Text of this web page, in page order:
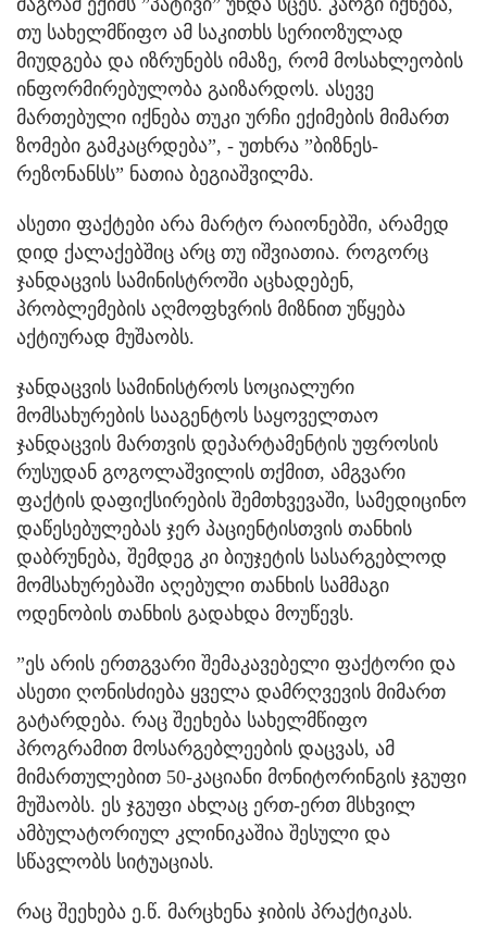
მაგრამ ექიმს ”პატივი” უნდა სცეს. კარგი იქნება,
თუ სახელმწიფო ამ საკითხს სერიოზულად
მიუდგება და იზრუნებს იმაზე, რომ მოსახლეობის
ინფორმირებულობა გაიზარდოს. ასევე
მართებული იქნება თუკი ურჩი ექიმების მიმართ
ზომები გამკაცრდება”, - უთხრა ”ბიზნეს-
რეზონანსს” ნათია ბეგიაშვილმა.
ასეთი ფაქტები არა მარტო რაიონებში, არამედ
დიდ ქალაქებშიც არც თუ იშვიათია. როგორც
ჯანდაცვის სამინისტროში აცხადებენ,
პრობლემების აღმოფხვრის მიზნით უწყება
აქტიურად მუშაობს.
ჯანდაცვის სამინისტროს სოციალური
მომსახურების სააგენტოს საყოველთაო
ჯანდაცვის მართვის დეპარტამენტის უფროსის
რუსუდან გოგოლაშვილის თქმით, ამგვარი
ფაქტის დაფიქსირების შემთხვევაში, სამედიცინო
დაწესებულებას ჯერ პაციენტისთვის თანხის
დაბრუნება, შემდეგ კი ბიუჯეტის სასარგებლოდ
მომსახურებაში აღებული თანხის სამმაგი
ოდენობის თანხის გადახდა მოუწევს.
”ეს არის ერთგვარი შემაკავებელი ფაქტორი და
ასეთი ღონისძიება ყველა დამრღვევის მიმართ
გატარდება. რაც შეეხება სახელმწიფო
პროგრამით მოსარგებლეების დაცვას, ამ
მიმართულებით 50-კაციანი მონიტორინგის ჯგუფი
მუშაობს. ეს ჯგუფი ახლაც ერთ-ერთ მსხვილ
ამბულატორიულ კლინიკაშია შესული და
სწავლობს სიტუაციას.
რაც შეეხება ე.წ. მარცხენა ჯიბის პრაქტიკას.